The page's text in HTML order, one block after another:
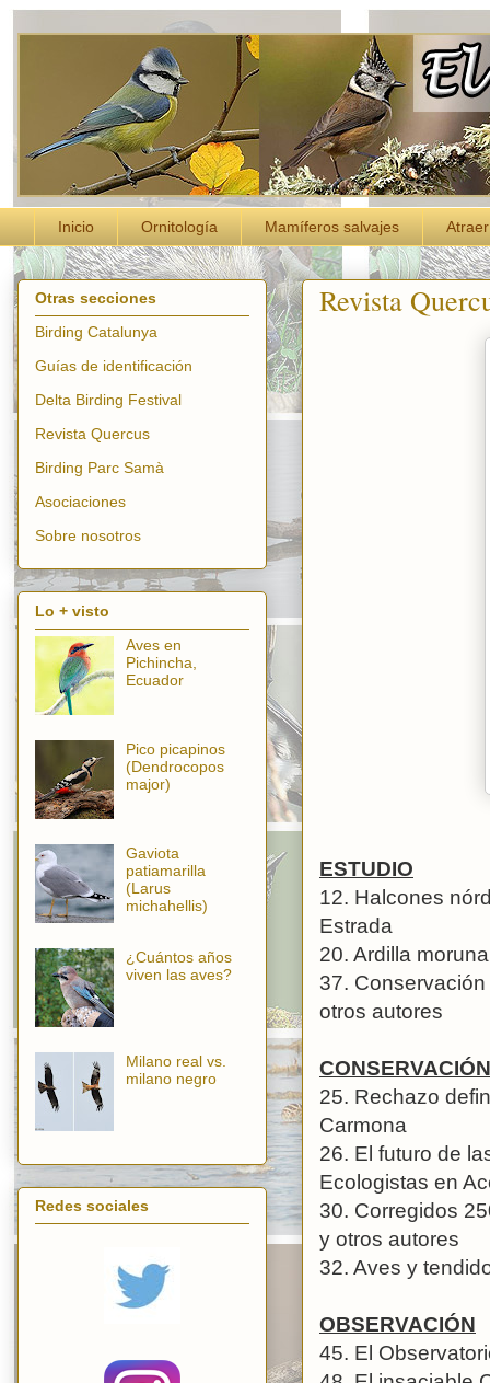
Inicio Ornitología Mamíferos salvajes
Revista
ESTUDIO
12. Halcones
Estrada
20. Ardilla
37.
otros autores
CONSERVACIÓN
25. Rechazo
Carmona
26. El futuro de
Ecologistas en
30. Corregidos
y otros autores
32. Aves y
OBSERVACIÓN
45. El
Otras secciones
Birding Catalunya
Guías de identificación
Delta Birding Festival
Revista Quercus
Birding Parc Samà
Asociaciones
Sobre nosotros
Lo + visto
Aves en
Pichincha,
Ecuador
Pico picapinos
(Dendrocopos
major)
Gaviota
patiamarilla
(Larus
michahellis)
¿Cuántos años
viven las aves?
Milano real vs.
milano negro
Redes sociales